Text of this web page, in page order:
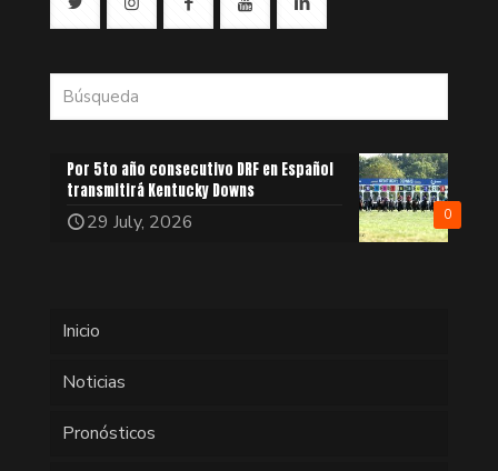
0
Por 5to año consecutivo DRF en Español
transmitirá Kentucky Downs
29 July, 2026
Inicio
Noticias
Pronósticos